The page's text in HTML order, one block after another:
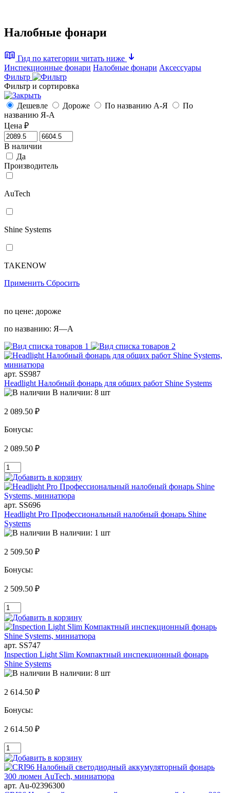
Налобные фонари
Гид по категории читать ниже
Инспекционные фонари Налобные фонари Аксессуары
Фильтр
Фильтр и сортировка
Дешевле Дороже По названию А-Я
По
названию Я-А
Цена ₽
В наличии
Да
Производитель
AuTech
Shine Systems
TAKENOW
Применить Сбросить
по цене: дороже
по названию: Я—А
арт. SS987
Headlight Налобный фонарь для общих работ Shine Systems
В наличии: 8 шт
2 089.50 ₽
Бонусы:
2 089.50 ₽
арт. SS696
Headlight Pro Профессиональный налобный фонарь Shine
Systems
В наличии: 1 шт
2 509.50 ₽
Бонусы:
2 509.50 ₽
арт. SS747
Inspection Light Slim Компактный инспекционный фонарь
Shine Systems
В наличии: 8 шт
2 614.50 ₽
Бонусы:
2 614.50 ₽
арт. Au-02396300